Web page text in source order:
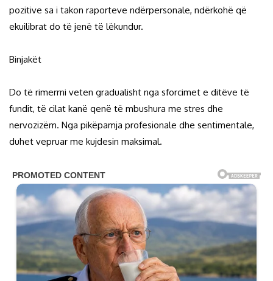
pozitive sa i takon raporteve ndërpersonale, ndërkohë që
ekuilibrat do të jenë të lëkundur.
Binjakët
Do të rimerrni veten gradualisht nga sforcimet e ditëve të
fundit, të cilat kanë qenë të mbushura me stres dhe
nervozizëm. Nga pikëpamja profesionale dhe sentimentale,
duhet vepruar me kujdesin maksimal.